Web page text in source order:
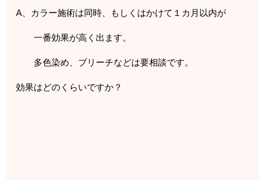
A、カラー施術は同時、もしくはかけて１カ月以内が
一番効果が高く出ます。
多色染め、ブリーチなどは要相談です。
効果はどのくらいですか？